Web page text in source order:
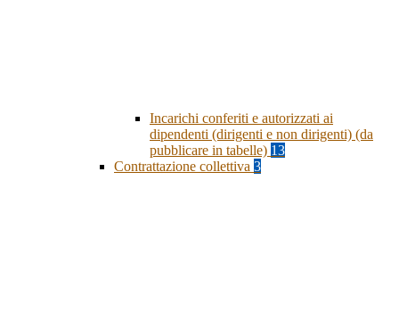
Incarichi conferiti e autorizzati ai
dipendenti (dirigenti e non dirigenti) (da
pubblicare in tabelle) 13
Contrattazione collettiva 3